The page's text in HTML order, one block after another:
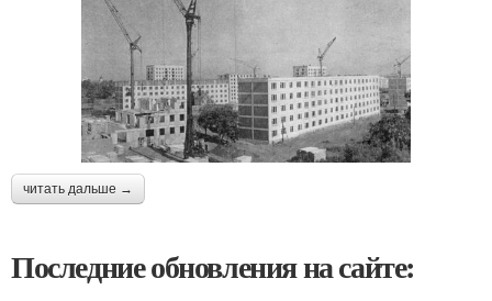
читать дальше →
Последние обновления на сайте: